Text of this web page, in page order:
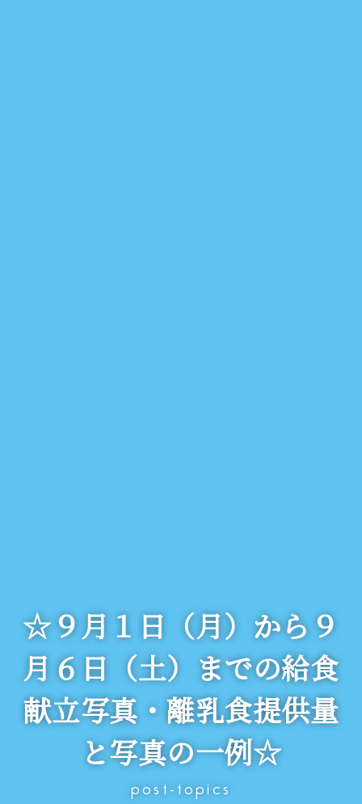
☆９月１日（月）から９
月６日（土）までの給食
献立写真・離乳食提供量
と写真の一例☆
post-topics